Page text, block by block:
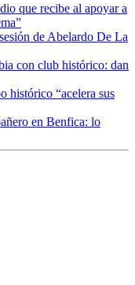
que recibe al apoyar a
de Abelardo De La
con club histórico: dan
histórico “acelera sus
en Benfica: lo